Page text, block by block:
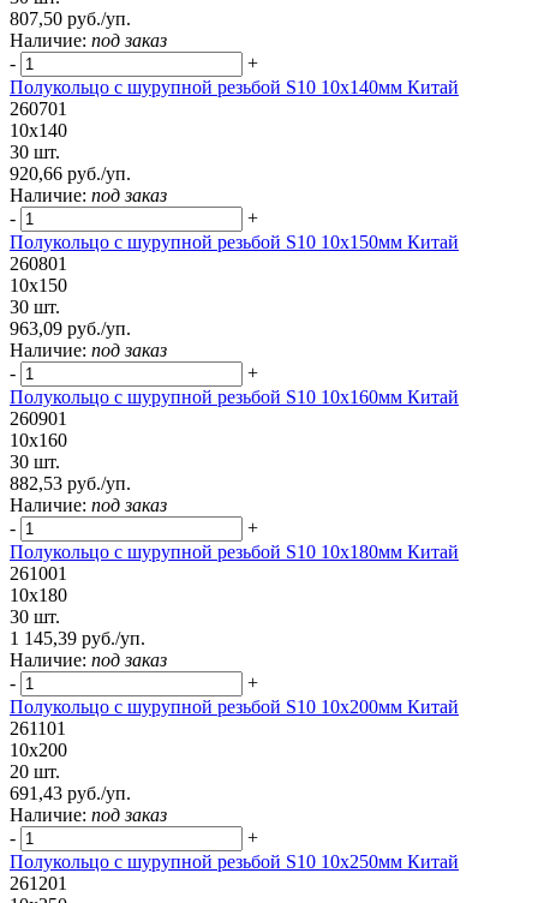
807,50 руб./уп.
Наличие: под заказ
-
+
Полукольцо с шурупной резьбой S10 10х140мм Китай
260701
10х140
30 шт.
920,66 руб./уп.
Наличие: под заказ
-
+
Полукольцо с шурупной резьбой S10 10х150мм Китай
260801
10х150
30 шт.
963,09 руб./уп.
Наличие: под заказ
-
+
Полукольцо с шурупной резьбой S10 10х160мм Китай
260901
10х160
30 шт.
882,53 руб./уп.
Наличие: под заказ
-
+
Полукольцо с шурупной резьбой S10 10х180мм Китай
261001
10х180
30 шт.
1 145,39 руб./уп.
Наличие: под заказ
-
+
Полукольцо с шурупной резьбой S10 10х200мм Китай
261101
10х200
20 шт.
691,43 руб./уп.
Наличие: под заказ
-
+
Полукольцо с шурупной резьбой S10 10х250мм Китай
261201